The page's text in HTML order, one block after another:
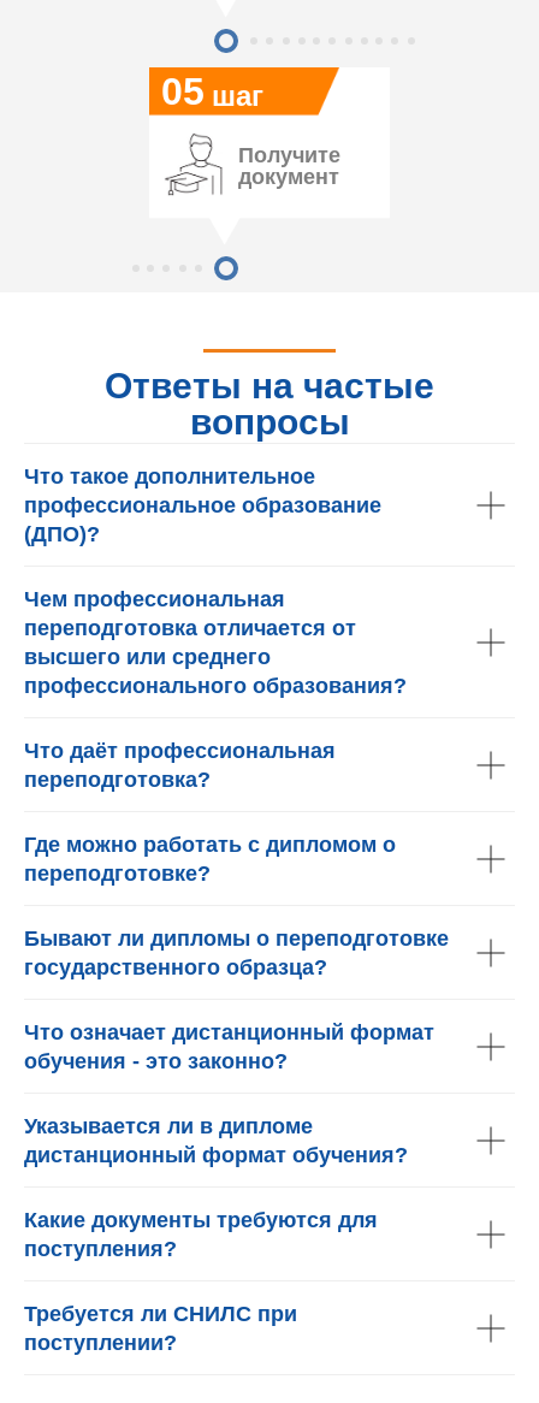
05 шаг
Получите
документ
Ответы на частые
вопросы
Что такое дополнительное
профессиональное образование
(ДПО)?
Чем профессиональная
переподготовка отличается от
высшего или среднего
профессионального образования?
Что даёт профессиональная
переподготовка?
Где можно работать с дипломом о
переподготовке?
Бывают ли дипломы о переподготовке
государственного образца?
Что означает дистанционный формат
обучения - это законно?
Указывается ли в дипломе
дистанционный формат обучения?
Какие документы требуются для
поступления?
Требуется ли СНИЛС при
поступлении?